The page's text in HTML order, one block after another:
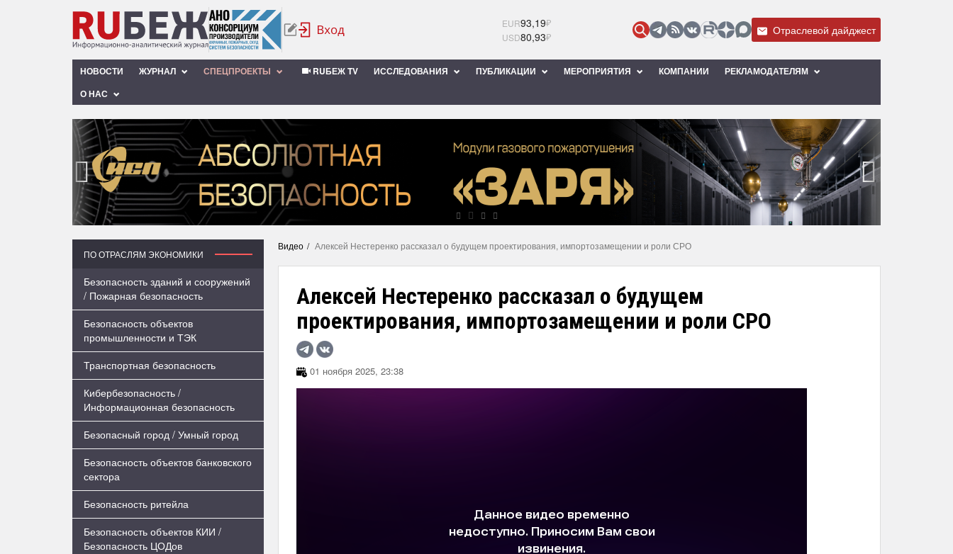
EUR93,19₽
USD80,93₽ Отраслевой дайджест
НОВОСТИ ЖУРНАЛ СПЕЦПРОЕКТЫ RUБЕЖ TV ИССЛЕДОВАНИЯ ПУБЛИКАЦИИ МЕРОПРИЯТИЯ КОМПАНИИ
РЕКЛАМОДАТЕЛЯМ
О НАС
‹
ПО ОТРАСЛЯМ ЭКОНОМИКИ
Безопасность зданий и сооружений
/ Пожарная безопасность
Безопасность объектов
промышленности и ТЭК
Транспортная безопасность
Кибербезопасность /
Информационная безопасность
Безопасный город / Умный город
Безопасность объектов банковского
сектора
Безопасность ритейла
Безопасность объектов КИИ /
Безопасность ЦОДов
Видео Алексей Нестеренко рассказал о будущем проектирования, импортозамещении и роли СРО
Алексей Нестеренко рассказал о будущем
проектирования, импортозамещении и роли СРО
01 ноября 2025, 23:38